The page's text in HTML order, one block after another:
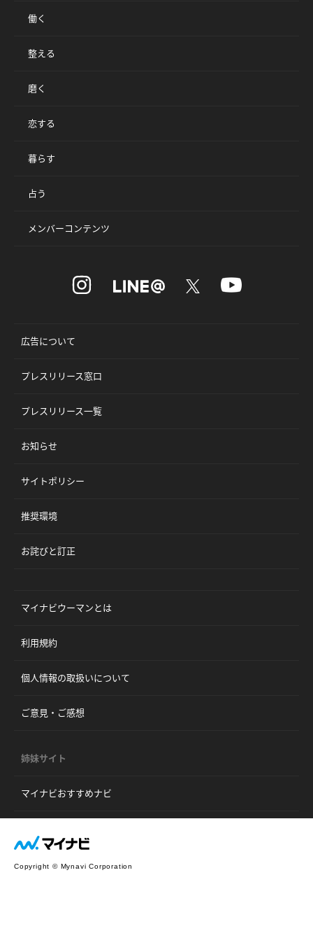
働く
整える
磨く
恋する
暮らす
占う
メンバーコンテンツ
広告について
プレスリリース窓口
プレスリリース一覧
お知らせ
サイトポリシー
推奨環境
お詫びと訂正
マイナビウーマンとは
利用規約
個人情報の取扱いについて
ご意見・ご感想
姉妹サイト
マイナビおすすめナビ
Copyright © Mynavi Corporation